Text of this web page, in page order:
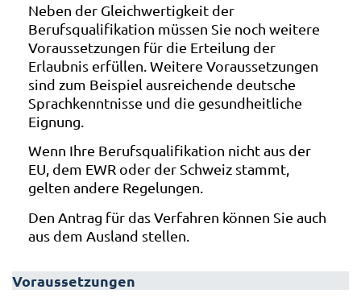
Neben der Gleichwertigkeit der
Berufsqualifikation müssen Sie noch weitere
Voraussetzungen für die Erteilung der
Erlaubnis erfüllen. Weitere Voraussetzungen
sind zum Beispiel ausreichende deutsche
Sprachkenntnisse und die gesundheitliche
Eignung.
Wenn Ihre Berufsqualifikation nicht aus der
EU, dem EWR oder der Schweiz stammt,
gelten andere Regelungen.
Den Antrag für das Verfahren können Sie auch
aus dem Ausland stellen.
Voraussetzungen